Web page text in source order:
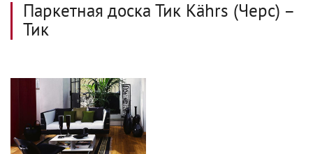
Паркетная доска Тик Kährs (Черс) –
Тик